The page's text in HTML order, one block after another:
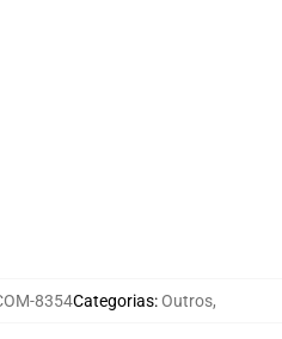
8354Categorias:Outros,